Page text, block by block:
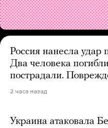
Россия нанесла удар
Два человека
пострадали.
2 часа назад
Украина атаковала